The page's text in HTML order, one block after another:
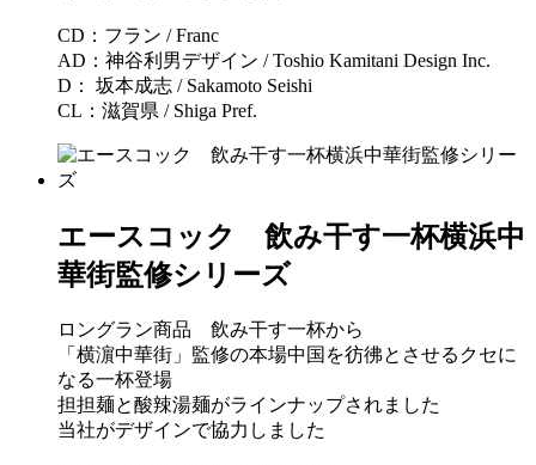
CD：フラン / Franc
AD：神谷利男デザイン / Toshio Kamitani Design Inc.
D： 坂本成志 / Sakamoto Seishi
CL：滋賀県 / Shiga Pref.
エースコック 飲み干す一杯横浜中
華街監修シリーズ
ロングラン商品 飲み干す一杯から
「横濵中華街」監修の本場中国を彷彿とさせるクセに
なる一杯登場
担担麺と酸辣湯麺がラインナップされました
当社がデザインで協力しました